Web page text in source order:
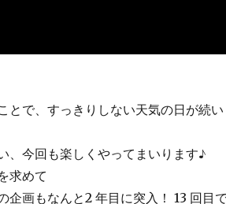
とで、すっきりしない天気の日が続い
、今回も楽しくやってまいります♪
求めて
企画もなんと2 年目に突入！ 13 回目